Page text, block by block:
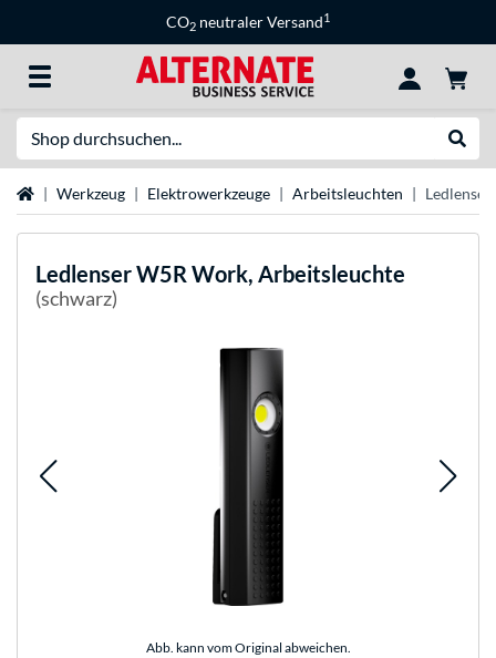
CO2 neutraler Versand1
StartseiteWerkzeug Elektrowerkzeuge Arbeitsleuchten
LedlenserW5R Work, Arbeitsleuchte
(schwarz)
Abb. kann vom Original abweichen.